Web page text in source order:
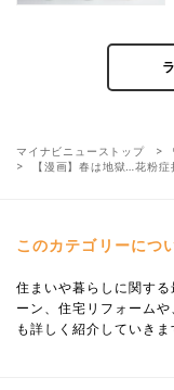
マイナビニューストップ
【漫画】春は地獄…花粉
このカテゴリーにつ
住まいや暮らしに関す
ーン、住宅リフォーム
も詳しく紹介していきま